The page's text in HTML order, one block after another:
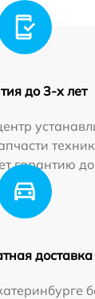
до 3-х лет
гарантию до
доставка